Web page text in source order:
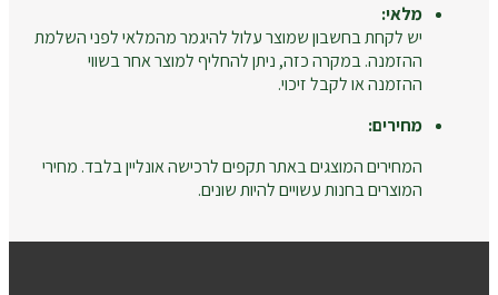
מלאי:
יש לקחת בחשבון שמוצר עלול להיגמר מהמלאי לפני השלמת
ההזמנה. במקרה כזה, ניתן להחליף למוצר אחר בשווי
ההזמנה או לקבל זיכוי.
מחירים:
המחירים המוצגים באתר תקפים לרכישה אונליין בלבד. מחירי
המוצרים בחנות עשויים להיות שונים.